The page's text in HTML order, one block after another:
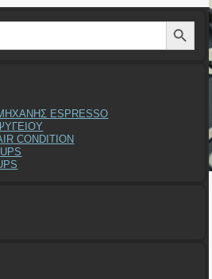
Search Button
ESPRESSO
CONDITION